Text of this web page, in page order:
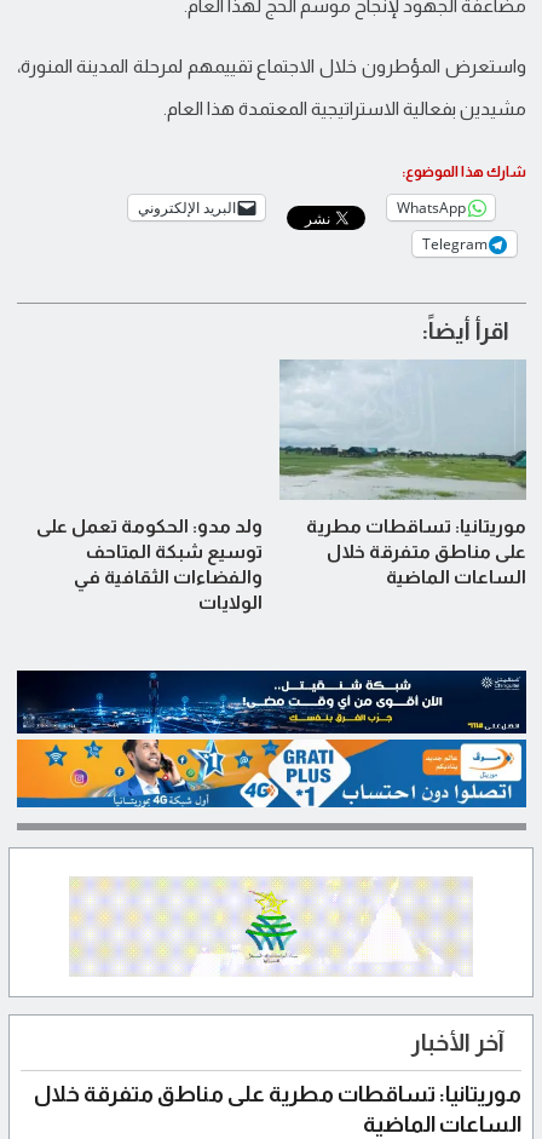
مضاعفة الجهود لإنجاح موسم الحج لهذا العام.
واستعرض المؤطرون خلال الاجتماع تقييمهم لمرحلة المدينة المنورة،
مشيدين بفعالية الاستراتيجية المعتمدة هذا العام.
شارك هذا الموضوع:
WhatsApp
البريد الإلكتروني
Telegram
اقرأ أيضاً:
موريتانيا: تساقطات مطرية
على مناطق متفرقة خلال
الساعات الماضية
ولد مدو: الحكومة تعمل على
توسيع شبكة المتاحف
والفضاءات الثقافية في
الولايات
آخر الأخبار
موريتانيا: تساقطات مطرية على مناطق متفرقة خلال
الساعات الماضية